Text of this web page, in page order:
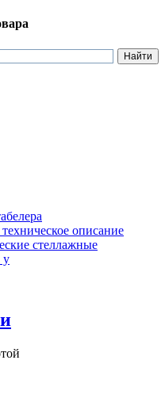
описание
стеллажные
у